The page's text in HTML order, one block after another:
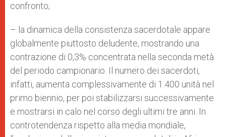
confronto;
– la dinamica della consistenza sacerdotale appare
globalmente piuttosto deludente, mostrando una
contrazione di 0,3% concentrata nella seconda metà
del periodo campionario. Il numero dei sacerdoti,
infatti, aumenta complessivamente di 1.400 unità nel
primo biennio, per poi stabilizzarsi successivamente
e mostrarsi in calo nel corso degli ultimi tre anni. In
controtendenza rispetto alla media mondiale,